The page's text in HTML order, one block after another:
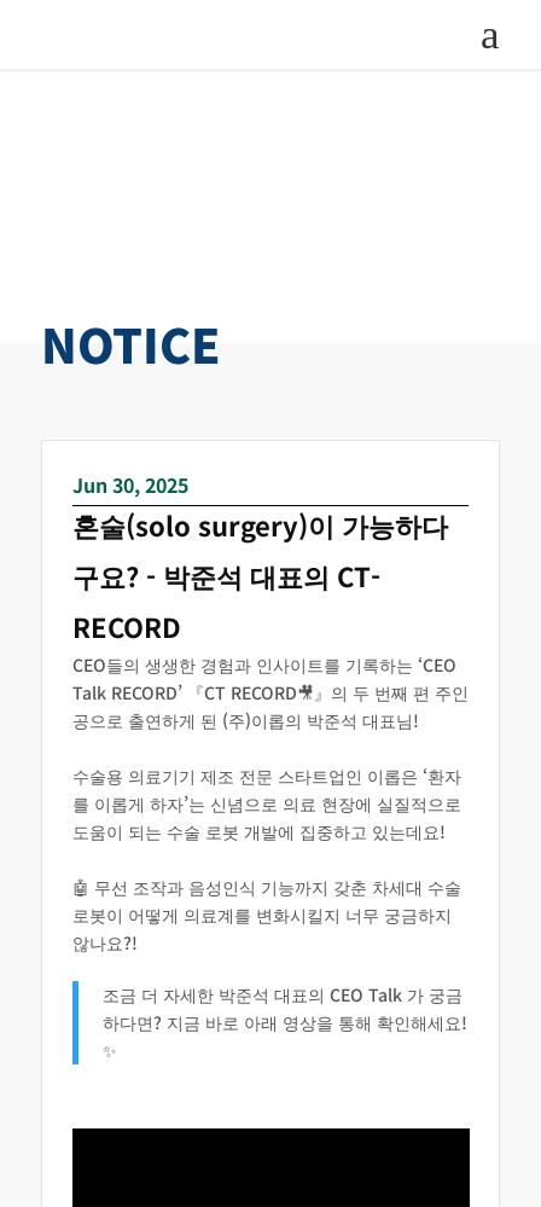
a
NOTICE
Jun 30, 2025
혼술(solo surgery)이 가능하다
구요? - 박준석 대표의 CT-
RECORD
CEO들의 생생한 경험과 인사이트를 기록하는 ‘CEO
Talk RECORD’ 『CT RECORD🎥』의 두 번째 편 주인
공으로 출연하게 된 (주)이롭의 박준석 대표님!
수술용 의료기기 제조 전문 스타트업인 이롭은 ‘환자
를 이롭게 하자’는 신념으로 의료 현장에 실질적으로
도움이 되는 수술 로봇 개발에 집중하고 있는데요!
🤖 무선 조작과 음성인식 기능까지 갖춘 차세대 수술
로봇이 어떻게 의료계를 변화시킬지 너무 궁금하지
않나요?!
조금 더 자세한 박준석 대표의 CEO Talk 가 궁금
하다면? 지금 바로 아래 영상을 통해 확인해세요!
✨